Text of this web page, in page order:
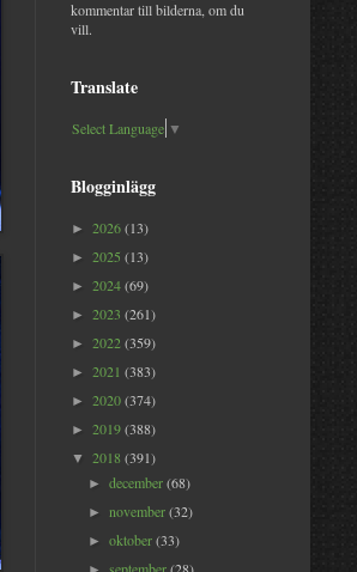
kommentar till bilderna, om du
vill.
Translate
Select Language ▼
Blogginlägg
► 2026(13)
► 2025 (13)
► 2024(69)
► 2023 (261)
► 2022(359)
► 2021 (383)
► 2020(374)
► 2019(388)
▼ 2018 (391)
►december(68)
►november(32)
►oktober(33)